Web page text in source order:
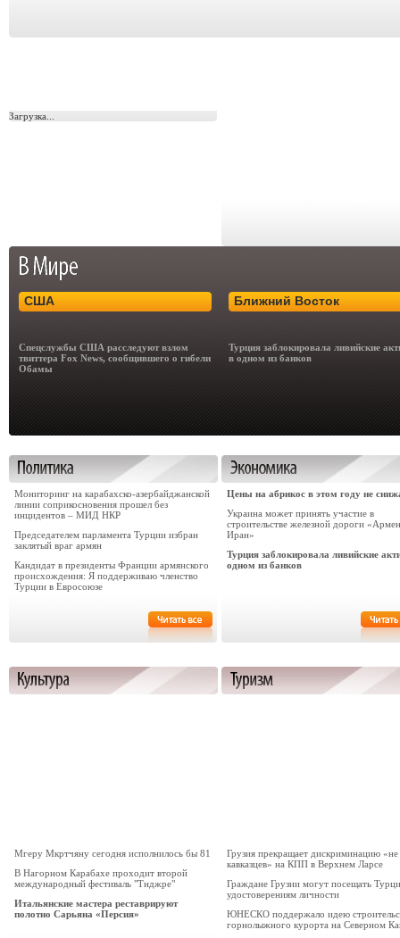
Загрузка...
США
Спецслужбы США расследуют взлом
твиттера Fox News, сообщившего о гибели
Обамы
Ближний Восток
Турция заблокировала ливийские
в одном из банков
Мониторинг на карабахско-азербайджанской
линии соприкосновения прошел без
инцидентов – МИД НКР
Председателем парламента Турции избран
заклятый враг армян
Кандидат в президенты Франции армянского
происхождения: Я поддерживаю членство
Турции в Евросоюзе
Цены на абрикос в этом году не
Украина может принять участие в
строительстве железной дороги
Иран»
Турция заблокировала ливийские
одном из банков
Мгеру Мкртчяну сегодня исполнилось бы 81
В Нагорном Карабахе проходит второй
международный фестиваль "Тнджре"
Итальянские мастера реставрируют
полотно Сарьяна «Персия»
Грузия прекращает дискриминацию «не
кавказцев» на КПП в Верхнем Ларсе
Граждане Грузии могут посещать
удостоверениям личности
ЮНЕСКО поддержало идею
горнолыжного курорта на Северном